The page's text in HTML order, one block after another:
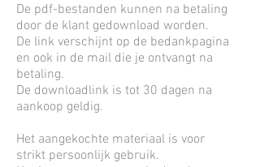
De pdf-bestanden kunnen na betaling
door de klant gedownload worden.
De link verschijnt op de bedankpagina
en ook in de mail die je ontvangt na
betaling.
De downloadlink is tot 30 dagen na
aankoop geldig.
Het aangekochte materiaal is voor
strikt persoonlijk gebruik.